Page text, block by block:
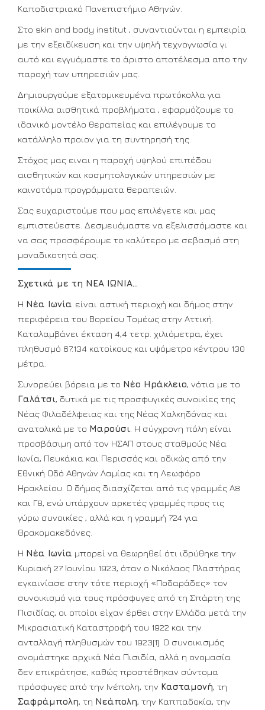
Καποδιστριακό Πανεπιστήμιο Αθηνών.
Στο skin and body institut , συναντιούνται η εμπειρία
με την εξειδίκευση και την υψηλή τεχνογνωσία γι
αυτό και εγγυόμαστε το άριστο αποτέλεσμα απο την
παροχή των υπηρεσιών μας.
Δημιουργούμε εξατομικευμένα πρωτόκολλα για
ποικίλλα αισθητικά προβλήματα , εφαρμόζουμε το
ιδανικό μοντέλο θεραπείας και επιλέγουμε το
κατάλληλο προιον για τη συντηρησή της.
Στόχος μας ειναι η παροχή υψηλού επιπέδου
αισθητικών και κοσμητολογικών υπηρεσιών με
καινοτόμα προγράμματα θεραπειών.
Σας ευχαριστούμε που μας επιλέγετε και μας
εμπιστεύεστε. Δεσμευόμαστε να εξελισσόμαστε και
να σας προσφέρουμε το καλύτερο με σεβασμό στη
μοναδικοτητά σας.
Σχετικά με τη ΝΕΑ ΙΩΝΙΑ...
Η Νέα Ιωνία είναι αστική περιοχή και δήμος στην
περιφέρεια του Βορείου Τομέως στην Αττική.
Καταλαμβάνει έκταση 4,4 τετρ. χιλιόμετρα, έχει
πληθυσμό 67.134 κατοίκους και υψόμετρο κέντρου 130
μέτρα.
Συνορεύει βόρεια με το Νέο Ηράκλειο, νότια με το
Γαλάτσι, δυτικά με τις προσφυγικές συνοικίες της
Νέας Φιλαδέλφειας και της Νέας Χαλκηδόνας και
ανατολικά με το Μαρούσι . Η σύγχρονη πόλη είναι
προσβάσιμη από τον ΗΣΑΠ στους σταθμούς Νέα
Ιωνία, Πευκάκια και Περισσός και οδικώς από την
Εθνική Οδό Αθηνών Λαμίας και τη Λεωφόρο
Ηρακλείου. Ο δήμος διασχίζεται από τις γραμμές Α8
και Γ8, ενώ υπάρχουν αρκετές γραμμές προς τις
γύρω συνοικίες , αλλά και η γραμμή 724 για
Θρακομακεδόνες.
Η Νέα Ιωνία μπορεί να θεωρηθεί ότι ιδρύθηκε την
Κυριακή 27 Ιουνίου 1923, όταν ο Νικόλαος Πλαστήρας
εγκαινίασε στην τότε περιοχή «Ποδαράδες» τον
συνοικισμό για τους πρόσφυγες από τη Σπάρτη της
Πισιδίας, οι οποίοι είχαν έρθει στην Ελλάδα μετά την
Μικρασιατική Καταστροφή του 1922 και την
ανταλλαγή πληθυσμών του 1923[1]. Ο συνοικισμός
ονομάστηκε αρχικά Νέα Πισιδία, αλλά η ονομασία
δεν επικράτησε, καθώς προστέθηκαν σύντομα
πρόσφυγες από την Ινέπολη, την Κασταμονή, τη
Σαφράμπολη, τη Νεάπολη, την Καππαδοκία, την